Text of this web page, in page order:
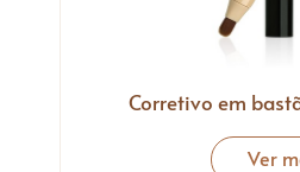
Corretivo em
Ver